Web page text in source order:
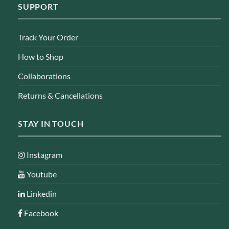
SUPPORT
Track Your Order
How to Shop
Collaborations
Returns & Cancellations
STAY IN TOUCH
Instagram
Youtube
Linkedin
Facebook